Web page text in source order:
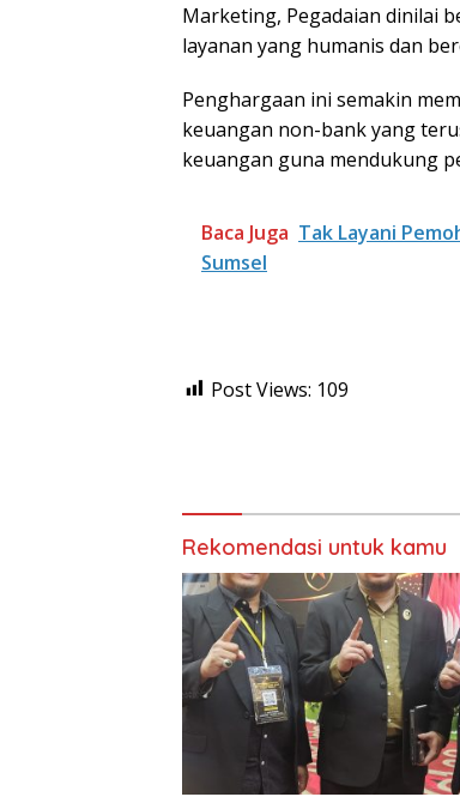
Marketing, Pegadaian dinilai
layanan yang humanis dan
Penghargaan ini semakin
keuangan non-bank yang
keuangan guna mendukung
Baca Juga Tak Layani
Sumsel
Post Views: 109
Rekomendasi untuk kamu